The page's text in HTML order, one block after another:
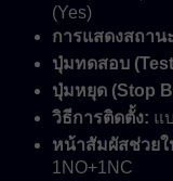
(Yes)
การแสดงสถาน
ปุ่มทดสอบ
ปุ่มหยุด (Stop
วิธีการติดตั้ง: แ
หน้าสัมผัสช่วยใ
1NO+1NC